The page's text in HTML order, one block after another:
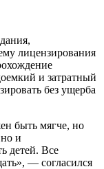
лицензирования
и затратный
без ущерба
быть мягче, но
и
детей. Все
— согласился